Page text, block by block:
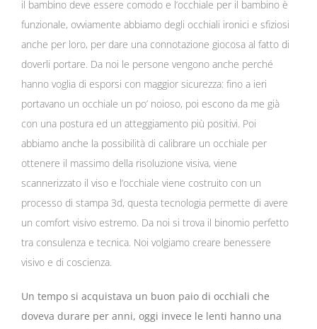
il bambino deve essere comodo e l’occhiale per il bambino è
funzionale, ovviamente abbiamo degli occhiali ironici e sfiziosi
anche per loro, per dare una connotazione giocosa al fatto di
doverli portare. Da noi le persone vengono anche perché
hanno voglia di esporsi con maggior sicurezza: fino a ieri
portavano un occhiale un po’ noioso, poi escono da me già
con una postura ed un atteggiamento più positivi. Poi
abbiamo anche la possibilità di calibrare un occhiale per
ottenere il massimo della risoluzione visiva, viene
scannerizzato il viso e l’occhiale viene costruito con un
processo di stampa 3d, questa tecnologia permette di avere
un comfort visivo estremo. Da noi si trova il binomio perfetto
tra consulenza e tecnica. Noi volgiamo creare benessere
visivo e di coscienza.
Un tempo si acquistava un buon paio di occhiali che
doveva durare per anni, oggi invece le lenti hanno una